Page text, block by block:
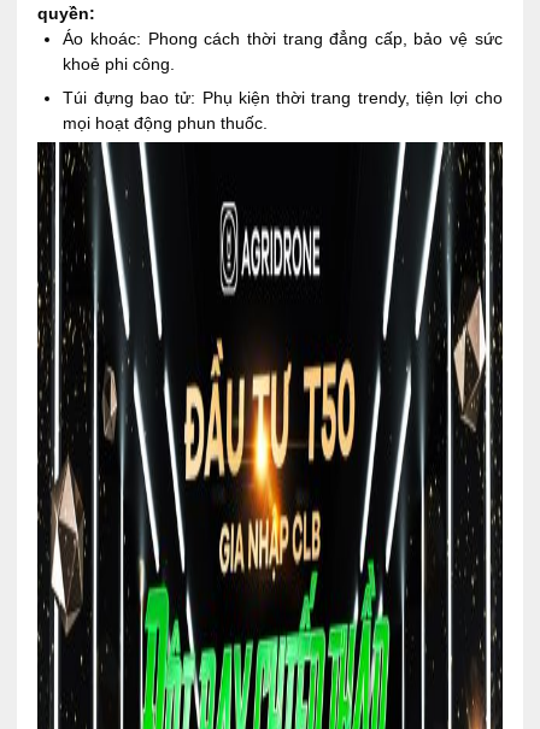
quyền:
Áo khoác: Phong cách thời trang đẳng cấp, bảo vệ sức
khoẻ phi công.
Túi đựng bao tử: Phụ kiện thời trang trendy, tiện lợi cho
mọi hoạt động phun thuốc.